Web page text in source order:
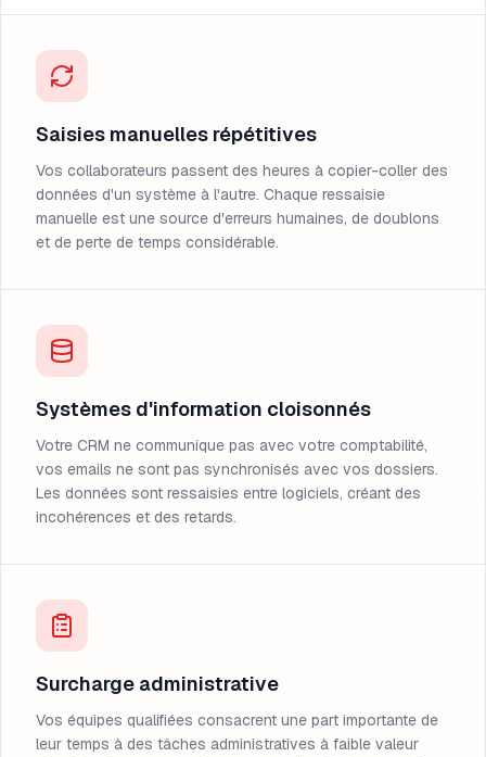
Saisies manuelles répétitives
Vos collaborateurs passent des heures à copier-coller des
données d'un système à l'autre. Chaque ressaisie
manuelle est une source d'erreurs humaines, de doublons
et de perte de temps considérable.
Systèmes d'information cloisonnés
Votre CRM ne communique pas avec votre comptabilité,
vos emails ne sont pas synchronisés avec vos dossiers.
Les données sont ressaisies entre logiciels, créant des
incohérences et des retards.
Surcharge administrative
Vos équipes qualifiées consacrent une part importante de
leur temps à des tâches administratives à faible valeur